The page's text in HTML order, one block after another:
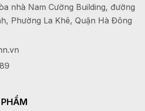
nhà Nam Cường Building, đường
Phường La Khê, Quận Hà Đông